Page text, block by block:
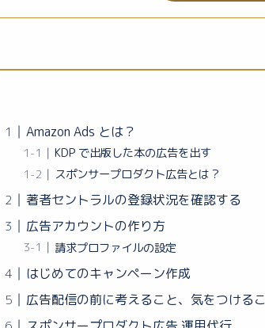
Amazon Ads とは？
KDP で出版した本の広告を出す
スポンサープロダクト広告とは？
著者セントラルの登録状況を確認する
広告アカウントの作り方
請求プロファイルの設定
はじめてのキャンペーン作成
広告配信の前に考えること、気をつけるこ